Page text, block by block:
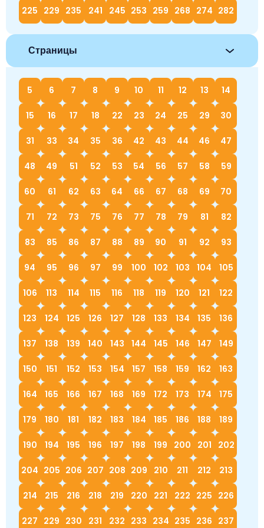
225 229 235 241 245 253 259 268 274 282
Страницы
5 6 7 8 9 10 11 12 13 14
15 16 17 18 22 23 24 25 29 30
31 33 34 35 36 42 43 44 46 47
48 49 51 52 53 54 56 57 58 59
60 61 62 63 64 66 67 68 69 70
71 72 73 75 76 77 78 79 81 82
83 85 86 87 88 89 90 91 92 93
94 95 96 97 99 100 102 103 104 105
106 113 114 115 116 118 119 120 121 122
123 124 125 126 127 128 133 134 135 136
137 138 139 140 143 144 145 146 147 149
150 151 152 153 154 157 158 159 162 163
164 165 166 167 168 169 172 173 174 175
179 180 181 182 183 184 185 186 188 189
190 194 195 196 197 198 199 200 201 202
204 205 206 207 208 209 210 211 212 213
214 215 216 218 219 220 221 222 225 226
227 229 230 231 232 233 234 235 236 237